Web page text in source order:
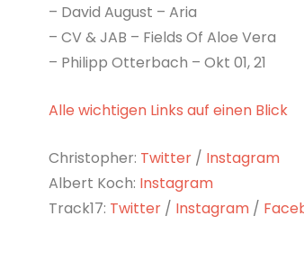
– David August – Aria
– CV & JAB – Fields Of Aloe Vera
– Philipp Otterbach – Okt 01, 21
Alle wichtigen Links auf einen Blick
Christopher: Twitter/ Instagram
Albert Koch: Instagram
Track17: Twitter/ Instagram/